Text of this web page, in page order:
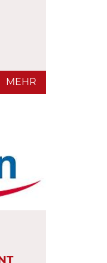
MEHR